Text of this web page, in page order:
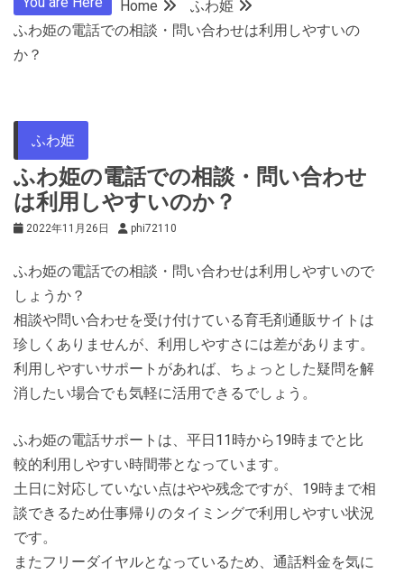
Home
ふわ姫
ふわ姫の電話での相談・問い合わせは利用しやすいの
か？
ふわ姫
ふわ姫の電話での相談・問い合わせ
は利用しやすいのか？
2022年11月26日 phi72110
ふわ姫の電話での相談・問い合わせは利用しやすいので
しょうか？
相談や問い合わせを受け付けている育毛剤通販サイトは
珍しくありませんが、利用しやすさには差があります。
利用しやすいサポートがあれば、ちょっとした疑問を解
消したい場合でも気軽に活用できるでしょう。
ふわ姫の電話サポートは、平日11時から19時までと比
較的利用しやすい時間帯となっています。
土日に対応していない点はやや残念ですが、19時まで相
談できるため仕事帰りのタイミングで利用しやすい状況
です。
またフリーダイヤルとなっているため、通話料金を気に